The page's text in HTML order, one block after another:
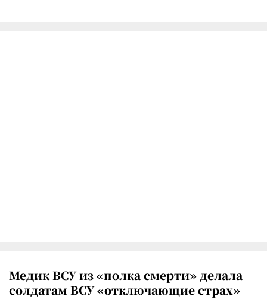
Медик ВСУ из «полка смерти» делала
солдатам ВСУ «отключающие страх»